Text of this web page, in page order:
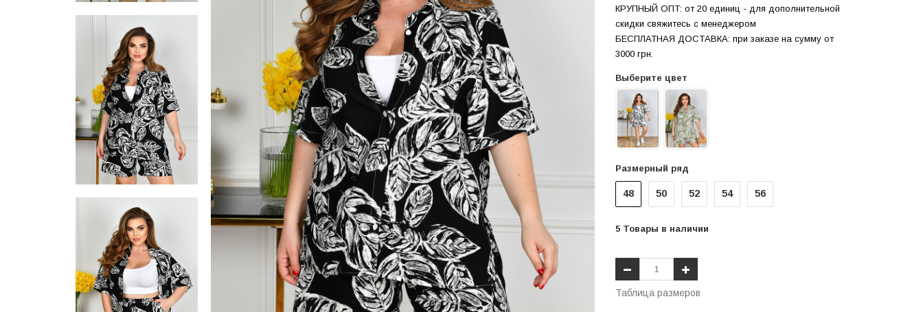
КРУПНЫЙ ОПТ: от 20 единиц - для дополнительной
скидки свяжитесь с менеджером
БЕСПЛАТНАЯ ДОСТАВКА: при заказе на сумму от
3000 грн.
Выберите цвет
48 50 52 54 56
5 Товары в наличии
Таблица размеров